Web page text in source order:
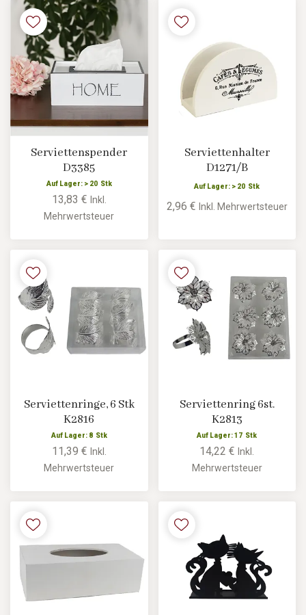
Serviettenspender
D3385
Auf Lager: > 20 Stk
13,83 € Inkl.
Mehrwertsteuer
Serviettenhalter
D1271/B
Auf Lager: > 20 Stk
2,96 € Inkl. Mehrwertsteuer
Serviettenringe, 6 Stk
K2816
Auf Lager: 8 Stk
11,39 € Inkl.
Mehrwertsteuer
Serviettenring 6st.
K2813
Auf Lager: 17 Stk
14,22 €Inkl.
Mehrwertsteuer